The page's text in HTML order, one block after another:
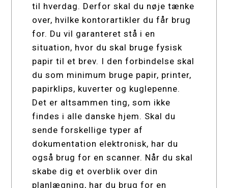
til hverdag. Derfor skal du nøje tænke
over, hvilke kontorartikler du får brug
for. Du vil garanteret stå i en
situation, hvor du skal bruge fysisk
papir til et brev. I den forbindelse skal
du som minimum bruge papir, printer,
papirklips, kuverter og kuglepenne.
Det er altsammen ting, som ikke
findes i alle danske hjem. Skal du
sende forskellige typer af
dokumentation elektronisk, har du
også brug for en scanner. Når du skal
skabe dig et overblik over din
planlægning, har du brug for en